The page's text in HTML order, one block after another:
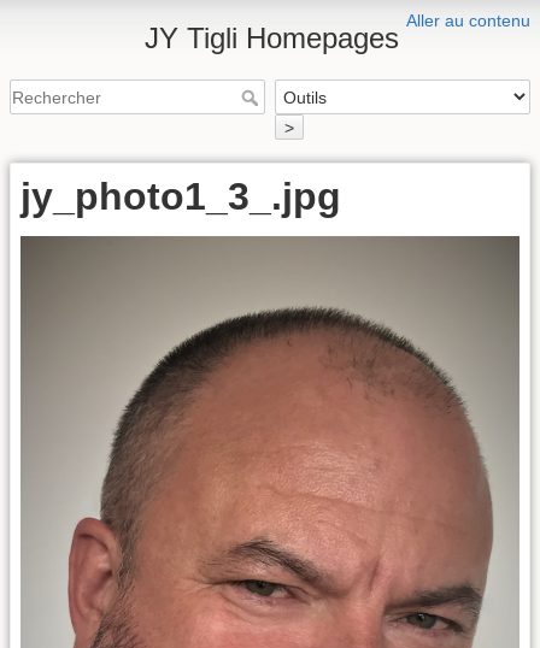
Aller au contenu
JY Tigli Homepages
>
jy_photo1_3_.jpg